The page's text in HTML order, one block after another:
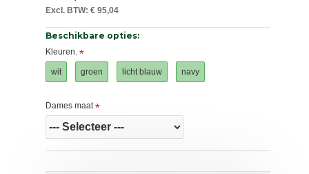
Excl. BTW: € 95,04
Beschikbare opties:
Kleuren.
wit groen licht blauw navy
Dames maat